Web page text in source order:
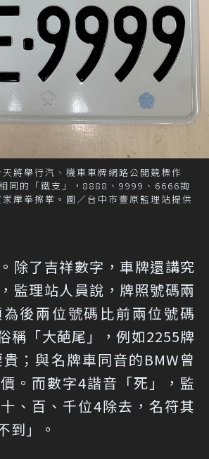
將舉行汽、機車車牌網路公開競標作
同的「鐵支」，8888、9999、6666詢
摩拳擦掌。圖／台中市豐原監理站提供
除了吉祥數字，車牌還講究
監理站人員說， 牌照號碼兩
後兩位號碼比前兩位號碼
稱「大葩尾」，例如2255牌
；與名牌車同音的BMW曾
。而數字4諧音「死」，監
、百、千位4除去，名符其
」
。